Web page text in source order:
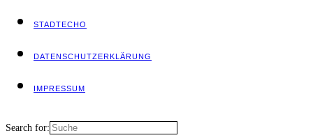
STADT­ECHO
DATEN­SCHUTZ­ER­KLÄ­RUNG
IMPRES­SUM
Search for: